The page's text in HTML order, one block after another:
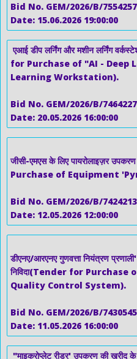
Bid No. GEM/2026/B/
Date: 15.06.2026 19:00:00
एआई डीप लर्निंग और मशीन लर्निंग
for Purchase of "AI - Deep
Learning Workstation).
Bid No. GEM/2026/B/
Date: 20.05.2026 16:00:00
जीसी-एमएस के लिए पायरोलाइज़र
Purchase of Equipment
Bid No. GEM/2026/B/
Date: 12.05.2026 12:00:00
डीएनए/आरएनए गुणवत्ता नियंत्रण
निविदा(Tender for
Quality Control System).
Bid No. GEM/2026/B/
Date: 11.05.2026 16:00:00
"माइक्रोप्लेट रीडर' उपकरण की